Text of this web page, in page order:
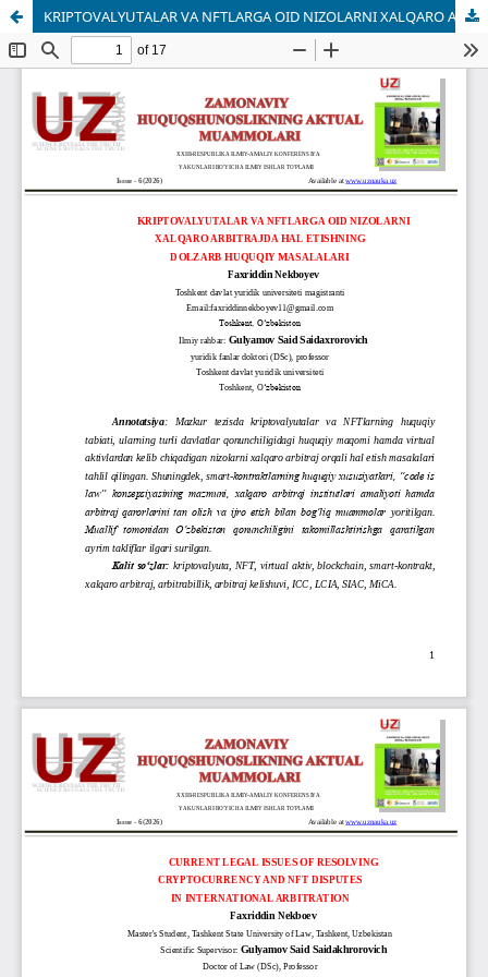
KRIPTOVALYUTALAR VA NFTLARGA OID NIZOLARNI XALQARO ARBITRAJDA HAL ETISHNING DOLZARB HUQUQIY MASALALARI